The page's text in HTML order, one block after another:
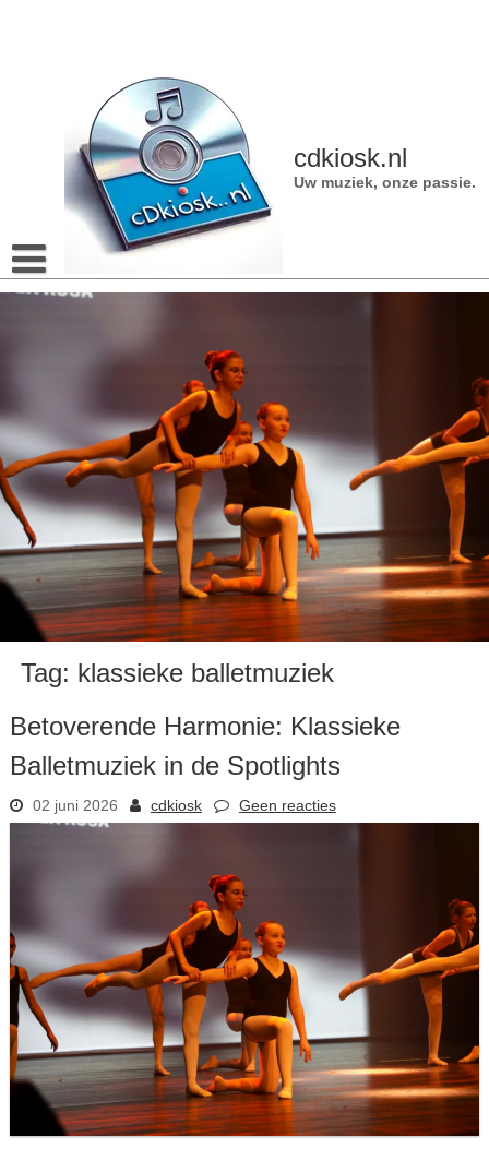
cdkiosk.nl
Uw muziek, onze passie.
Tag: klassieke balletmuziek
Betoverende Harmonie: Klassieke
Balletmuziek in de Spotlights
02 juni 2026 cdkiosk Geen reacties